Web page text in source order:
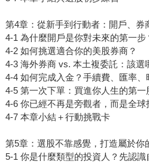
第4章：從新手到行動者：開戶、
4-1 為什麼開戶是你對未來的第一步
4-2 如何挑選適合你的美股券商？
4-3 海外券商 vs. 本土複委託：該選
4-4 如何完成入金？手續費、匯率、
4-5 第一次下單：買進你人生的第一
4-6 你已經不再是旁觀者，而是全球
4-7 本章小結＋行動挑戰卡
第5章：選股不靠感覺，打造屬於你
5-1 你是什麼類型的投資人？先認識